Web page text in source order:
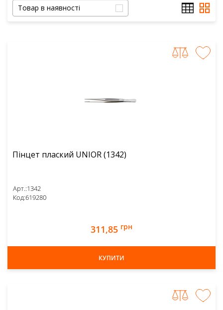
Товар в наявності
Пінцет плаский UNIOR (1342)
Арт.:1342
Код:619280
311,85 грн
КУПИТИ